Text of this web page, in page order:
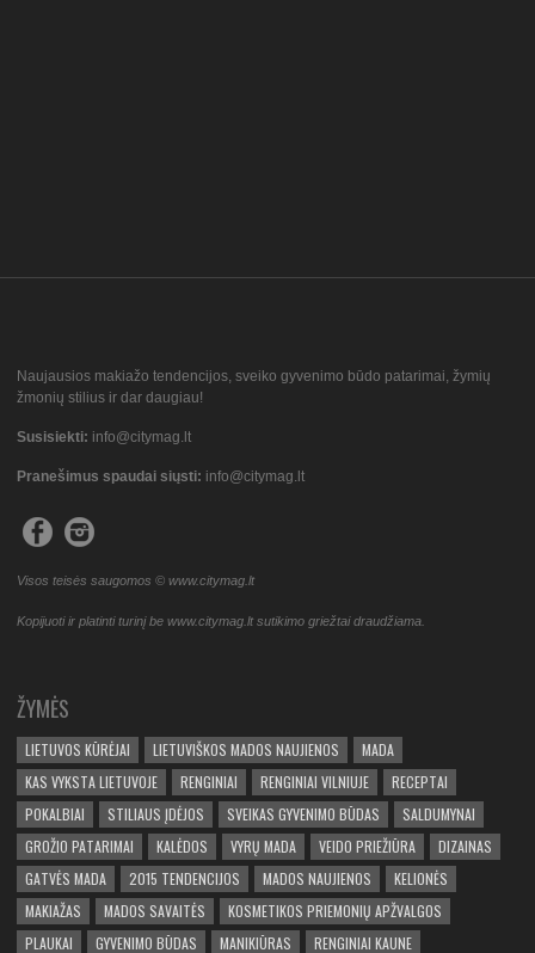
Naujausios makiažo tendencijos, sveiko gyvenimo būdo patarimai, žymių
žmonių stilius ir dar daugiau!
Susisiekti: info@citymag.lt
Pranešimus spaudai siųsti: info@citymag.lt
Visos teisės saugomos © www.citymag.lt
Kopijuoti ir platinti turinį be www.citymag.lt sutikimo griežtai draudžiama.
ŽYMĖS
LIETUVOS KŪRĖJAI LIETUVIŠKOS MADOS NAUJIENOS
MADA
KAS VYKSTA LIETUVOJE
RENGINIAI RENGINIAI VILNIUJE
RECEPTAI
POKALBIAI
STILIAUS ĮDĖJOS SVEIKAS GYVENIMO BŪDAS
SALDUMYNAI
GROŽIO PATARIMAI
KALĖDOS VYRŲ MADA VEIDO PRIEŽIŪRA
DIZAINAS
GATVĖS MADA
2015 TENDENCIJOS MADOS NAUJIENOS
KELIONĖS
MAKIAŽAS
MADOS SAVAITĖS
KOSMETIKOS PRIEMONIŲ APŽVALGOS
PLAUKAI
GYVENIMO BŪDAS MANIKIŪRAS RENGINIAI KAUNE